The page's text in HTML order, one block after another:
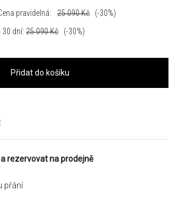
pravidelná: 25 090Kč
(-30%)
30 dní: 25 090Kč (-30%)
Přidat do košíku
rezervovat na prodejně
přání